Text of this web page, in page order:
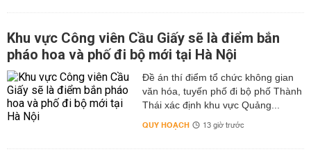
Khu vực Công viên Cầu Giấy sẽ là điểm bắn
pháo hoa và phố đi bộ mới tại Hà Nội
Đề án thí điểm tổ chức không gian
văn hóa, tuyến phố đi bộ phố Thành
Thái xác định khu vực Quảng...
QUY HOẠCH 13 giờ trước